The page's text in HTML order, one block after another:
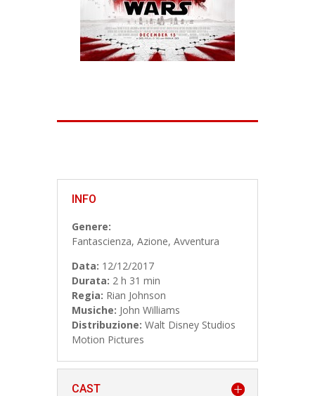
INFO
Genere:
Fantascienza, Azione, Avventura
Data: 12/12/2017
Durata: 2 h 31 min
Regia: Rian Johnson
Musiche: John Williams
Distribuzione: Walt Disney Studios
Motion Pictures
CAST